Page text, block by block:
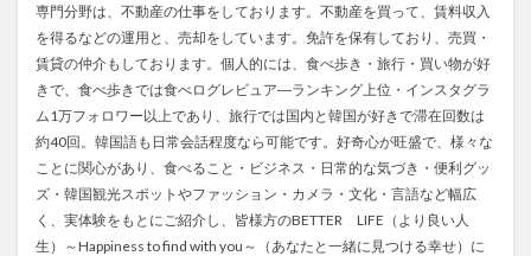
専門分野は、不動産の仕事をしております。不動産を買って、賃料収入
を得るなどの運用と、売却をしています。免許を保有しており、売買・
賃貸の仲介もしております。個人的には、食べ歩き・旅行・買い物が好
きで、食べ歩きでは食べログレビュア―ランキング上位・インスタグラ
ム1万フォロワー以上であり、旅行では国内と韓国が好きで滞在回数は
約40回。韓国語も日常会話程度なら可能です。好奇心が旺盛で、様々な
ことに関心があり、食べること・ビジネス・日常的な気づき・便利グッ
ズ・韓国観光スポットやファッション・カメラ・文化・言語など幅広
く、実体験をもとにご紹介し、皆様方のBETTER LIFE（より良い人
生）～Happiness to find with you～（あなたと一緒に見つける幸せ）に